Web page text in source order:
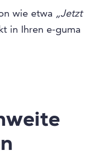
wie etwa „Jetzt
in Ihren e-guma